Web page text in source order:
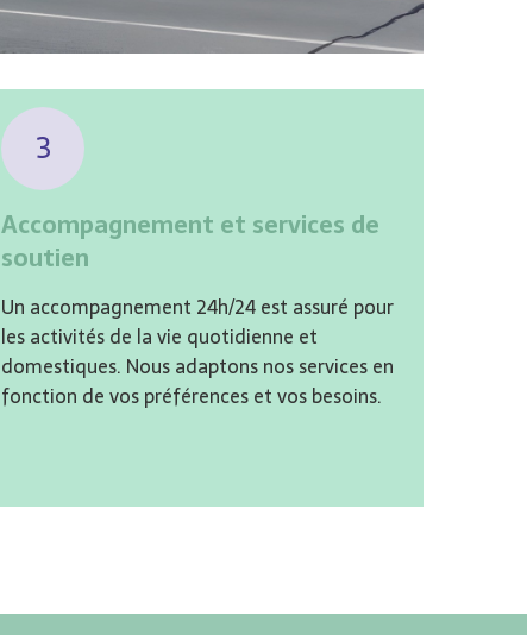
3
Accompagnement et services de
soutien
Un accompagnement 24h/24 est assuré pour
les activités de la vie quotidienne et
domestiques. Nous adaptons nos services en
fonction de vos préférences et vos besoins.